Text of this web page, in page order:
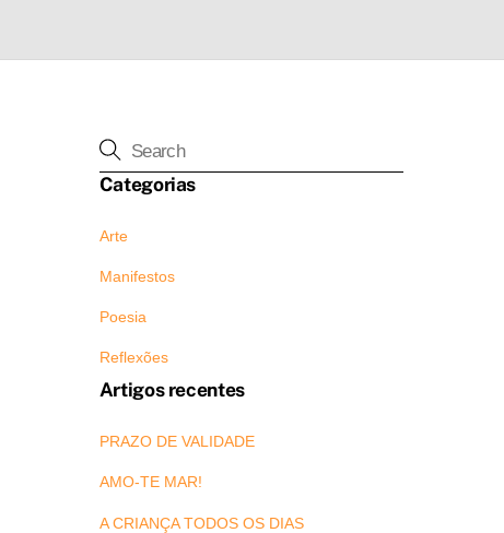
Categorias
Arte
Manifestos
Poesia
Reflexões
Artigos recentes
PRAZO DE VALIDADE
AMO-TE MAR!
A CRIANÇA TODOS OS DIAS